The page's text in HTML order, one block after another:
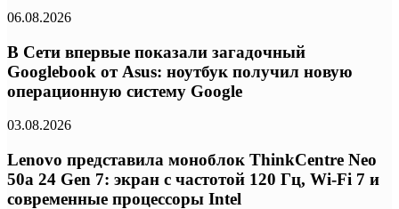
06.08.2026
В Сети впервые показали загадочный
Googlebook от Asus: ноутбук получил новую
операционную систему Google
03.08.2026
Lenovo представила моноблок ThinkCentre Neo
50a 24 Gen 7: экран с частотой 120 Гц, Wi-Fi 7 и
современные процессоры Intel